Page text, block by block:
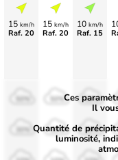
15 km/h
Raf. 20
15 km/h
Raf. 20
10 km/h
Raf. 15
50%
30%
50%
30%
Ces
Il
Quantité de
luminosité,